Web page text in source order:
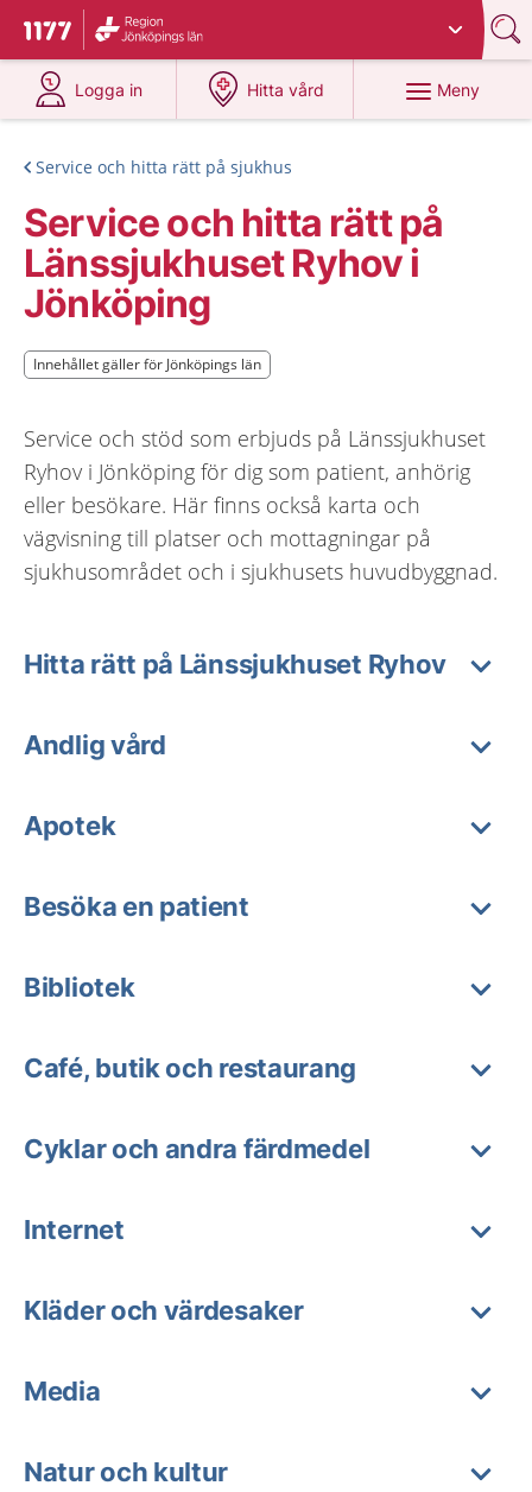
Till startsidan för 1177
Du har valt region
Logga in
på 1177.se
Hitta vård
på 1177.se
Meny
Service och hitta rätt på sjukhus
Service och hitta rätt på
Länssjukhuset Ryhov i
Jönköping
Innehållet gäller för Jönköpings län
Innehållet gäller för Jönköpings län
Service och stöd som erbjuds på Länssjukhuset
Ryhov i Jönköping för dig som patient, anhörig
eller besökare. Här finns också karta och
vägvisning till platser och mottagningar på
sjukhusområdet och i sjukhusets huvudbyggnad.
Hitta rätt på Länssjukhuset Ryhov
Andlig vård
Apotek
Besöka en patient
Bibliotek
Café, butik och restaurang
Cyklar och andra färdmedel
Internet
Kläder och värdesaker
Media
Natur och kultur